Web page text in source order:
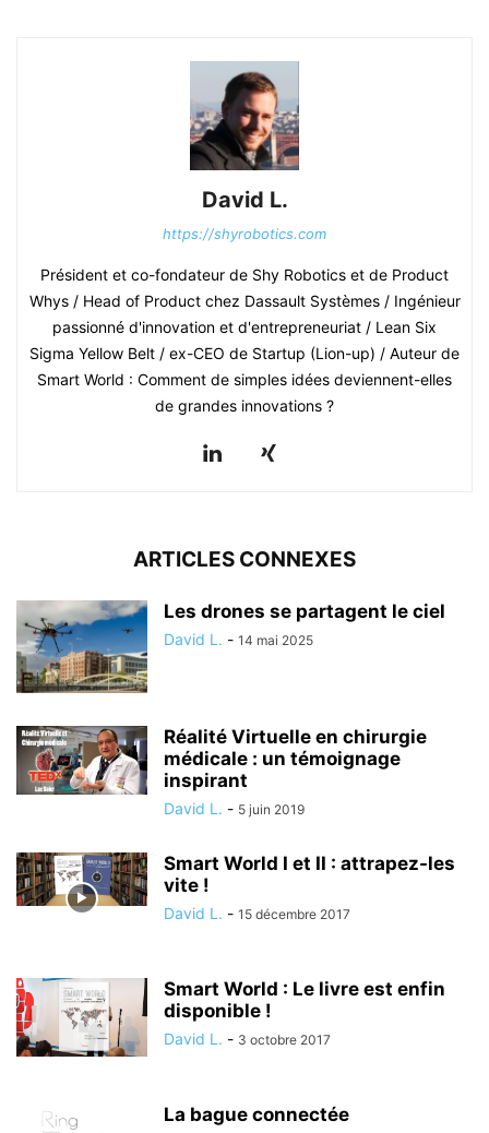
David L.
https://shyrobotics.com
Président et co-fondateur de Shy Robotics et de Product
Whys / Head of Product chez Dassault Systèmes / Ingénieur
passionné d'innovation et d'entrepreneuriat / Lean Six
Sigma Yellow Belt / ex-CEO de Startup (Lion-up) / Auteur de
Smart World : Comment de simples idées deviennent-elles
de grandes innovations ?
ARTICLES CONNEXES
Les drones se partagent le ciel
David L. - 14 mai 2025
Réalité Virtuelle en chirurgie
médicale : un témoignage
inspirant
David L. - 5 juin 2019
Smart World I et II : attrapez-les
vite !
David L. - 15 décembre 2017
Smart World : Le livre est enfin
disponible !
David L. - 3 octobre 2017
La bague connectée